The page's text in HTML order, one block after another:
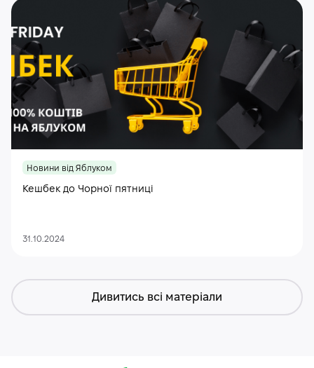
Новини від Яблуком
Кешбек до Чорної пятниці
31.10.2024
Дивитись всі матеріали